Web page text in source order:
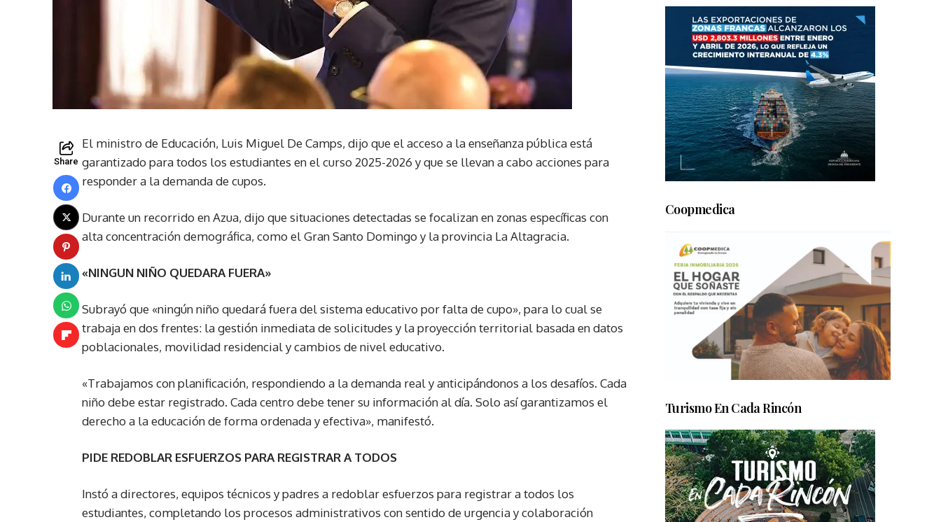
Share
El ministro de Educación, Luis Miguel De Camps, dijo que el acceso a la enseñanza pública está
garantizado para todos los estudiantes en el curso 2025-2026 y que se llevan a cabo acciones para
responder a la demanda de cupos.
Durante un recorrido en Azua, dijo que situaciones detectadas se focalizan en zonas específicas con
alta concentración demográfica, como el Gran Santo Domingo y la provincia La Altagracia.
«NINGUN NIÑO QUEDARA FUERA»
Subrayó que «ningún niño quedará fuera del sistema educativo por falta de cupo», para lo cual se
trabaja en dos frentes: la gestión inmediata de solicitudes y la proyección territorial basada en datos
poblacionales, movilidad residencial y cambios de nivel educativo.
«Trabajamos con planificación, respondiendo a la demanda real y anticipándonos a los desafíos. Cada
niño debe estar registrado. Cada centro debe tener su información al día. Solo así garantizamos el
derecho a la educación de forma ordenada y efectiva», manifestó.
PIDE REDOBLAR ESFUERZOS PARA REGISTRAR A TODOS
Instó a directores, equipos técnicos y padres a redoblar esfuerzos para registrar a todos los
estudiantes, completando los procesos administrativos con sentido de urgencia y colaboración
Coopmedica
Turismo En Cada Rincón